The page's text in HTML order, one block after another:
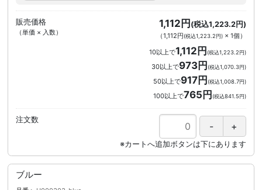
販売価格
（単価 × 入数）
1,112円 (税込1,223.2円)
（1,112円(税込1,223.2円)× 1個 ）
10以上で1,112円(税込1,223.2円)
30以上で973円(税込1,070.3円)
50以上で917円(税込1,008.7円)
100以上で765円(税込841.5円)
注文数
ブルー